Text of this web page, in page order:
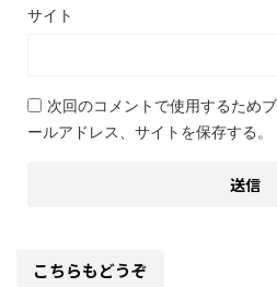
サイト
次回のコメントで使用するため
ールアドレス、サイトを保存する。
こちらもどうぞ